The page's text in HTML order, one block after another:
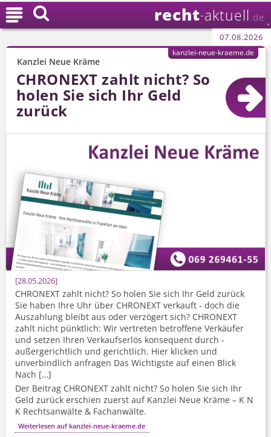
recht-aktuell .de
07.08.2026

Kanzlei Neue Kräme
CHRONEXT zahlt nicht? So
holen Sie sich Ihr Geld
zurück
28.05.2026
CHRONEXT zahlt nicht? So holen Sie sich Ihr Geld zurück
Sie haben Ihre Uhr über CHRONEXT verkauft - doch die
Auszahlung bleibt aus oder verzögert sich? CHRONEXT
zahlt nicht pünktlich: Wir vertreten betroffene Verkäufer
und setzen Ihren Verkaufserlös konsequent durch -
außergerichtlich und gerichtlich. Hier klicken und
unverbindlich anfragen Das Wichtigste auf einen Blick
Nach […]
Der Beitrag CHRONEXT zahlt nicht? So holen Sie sich Ihr
Geld zurück erschien zuerst auf Kanzlei Neue Kräme – K N
K Rechtsanwälte & Fachanwälte.
Weiterlesen auf kanzlei-neue-kraeme.de
kanzlei-neue-kraeme.de